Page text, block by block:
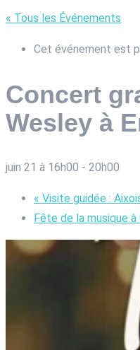
« Tous les Événements
Cet événement est
Concert
Wesley à
juin 21 à 16h00 - 20h00
« Visite guidée :
Fête de la musique